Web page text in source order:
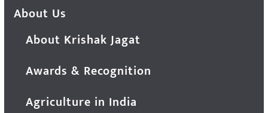
About Us
About Krishak Jagat
Awards & Recognition
Agriculture in India